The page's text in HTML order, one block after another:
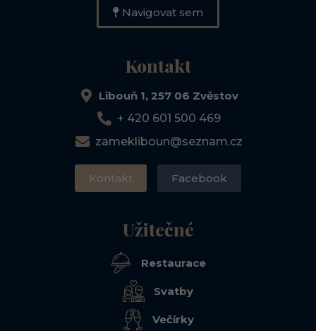
Navigovat sem
Kontakt
Libouň 1, 257 06 Zvěstov
+ 420 601 500 469
zamekliboun@seznam.cz
Kontakt Facebook
Užitečné
Restaurace
Svatby
Večírky